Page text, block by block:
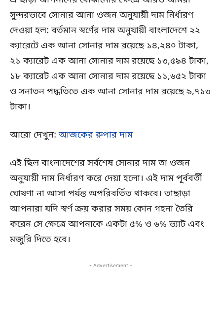
সুন্দরভাবে সোনার আনা ওজন অনুযায়ী দাম নির্ধারণ
দেওয়া হল: বর্তমান স্বর্ণের দাম অনুযায়ী বাংলাদেশে ২২
ক্যারেটে এক আনা সোনার দাম রয়েছে ১৪,২৪০ টাকা,
২১ ক্যারেট এক আনা সোনার দাম রয়েছে ১৩,৫৯৪ টাকা,
১৮ ক্যারেট এক আনা সোনার দাম রয়েছে ১১,৬৫২ টাকা
ও সনাতন পদ্ধতিতে এক আনা সোনার দাম রয়েছে ৯,৭১৩
টাকা।
আরো দেখুন:আজকের রুপার দাম
এই ছিল বাংলাদেশের সর্বশেষ সোনার দাম তা ওজন
অনুযায়ী দাম নির্ধারণ করে দেয়া হলো। এই দাম পূর্ববর্তী
ঘোষণা না আসা পর্যন্ত অপরিবর্তিত থাকবে। তাছাড়া
আপনারা যদি স্বর্ণ ক্রয় করার সময় কোন গহনা তৈরি
করেন সে ক্ষেত্রে আপনাকে একটা ৫% ও ৬% ভ্যাট এবং
মজুরি দিতে হবে।
- Advertisement -